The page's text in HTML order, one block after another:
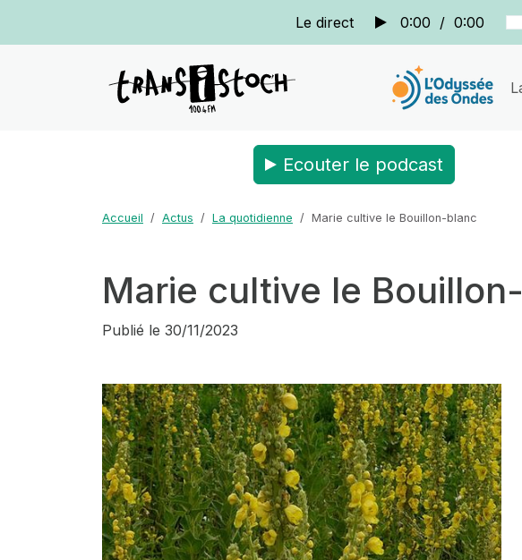
Le direct 0:00 / 0:00
Ecouter le podcast
Accueil Actus La quotidienne Marie cultive le Bouillon-blanc
Marie cultive le
Publié le 30/11/2023